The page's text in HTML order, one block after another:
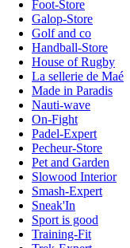
Foot-Store
Galop-Store
Golf and co
Handball-Store
House of Rugby
La sellerie de Maé
Made in Paradis
Nauti-wave
On-Fight
Padel-Expert
Pecheur-Store
Pet and Garden
Slowood Interior
Smash-Expert
Sneak'In
Sport is good
Training-Fit